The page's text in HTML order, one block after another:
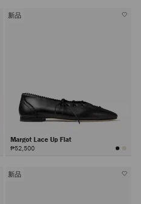
新品
Margot Lace Up Flat
₱52,500
新品